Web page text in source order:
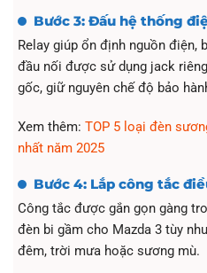
Bước 3: Đấu hệ thống
Relay giúp ổn định nguồn điện,
đầu nối được sử dụng jack
gốc, giữ nguyên chế độ bảo
Xem thêm: TOP 5 loại đèn
nhất năm 2025
Bước 4: Lắp công tắc
Công tắc được gắn gọn gàng
đèn bi gầm cho Mazda 3 tùy
đêm, trời mưa hoặc sương mù.